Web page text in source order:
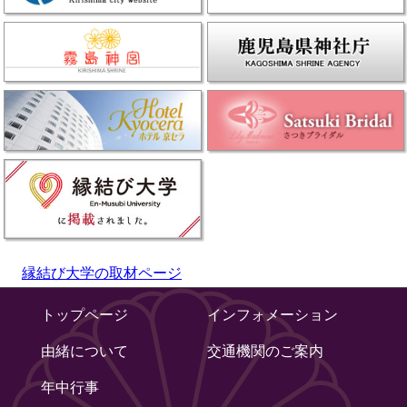
縁結び大学の取材ページ
トップページ
由緒について
年中行事
インフォメーション
交通機関のご案内